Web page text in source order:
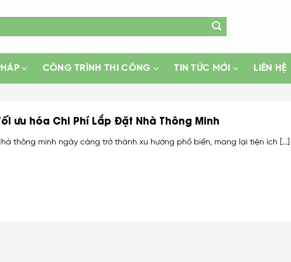
CÔNG TRÌNH THI CÔNG TIN TỨC MỚI LIÊN HỆ
ưu hóa Chi Phí Lắp Đặt Nhà Thông Minh
thông minh ngày càng trở thành xu hướng phổ biến, mang lại tiện ích [...]